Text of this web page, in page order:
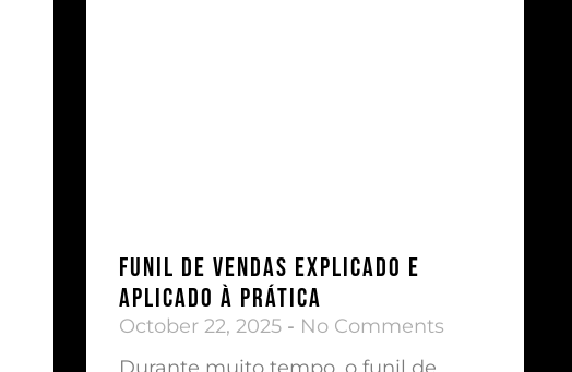
Funil de Vendas Explicado e
Aplicado à Prática
October 22, 2025
No Comments